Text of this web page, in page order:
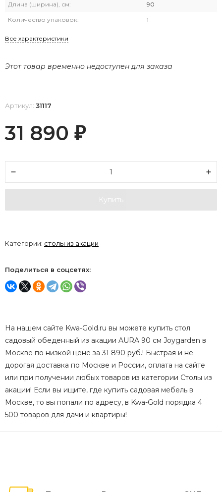
Длина (ширина), см: 90
Количество упаковок: 1
Все характеристики
Этот товар временно недоступен для заказа
Артикул: 31117
31 890 ₽
Купить
Категории: столы из акации
Поделиться в соцсетях:
На нашем сайте Kwa-Gold.ru вы можете купить стол
садовый обеденный из акации AURA 90 см Joygarden в
Москве по низкой цене за 31 890 руб.! Быстрая и не
дорогая доставка по Москве и России, оплата на сайте
или при получении любых товаров из категории Столы из
акации! Если вы ищите, где купить садовая мебель в
Москве, то вы попали по адресу, в Kwa-Gold порядка 4
500 товаров для дачи и квартиры!